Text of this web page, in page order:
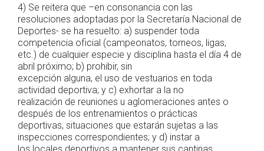
4) Se reitera que –en consonancia con las
resoluciones adoptadas por la Secretaría Nacional de
Deportes- se ha resuelto: a) suspender toda
competencia oficial (campeonatos, torneos, ligas,
etc.) de cualquier especie y disciplina hasta el día 4 de
abril próximo; b) prohibir, sin
excepción alguna, el uso de vestuarios en toda
actividad deportiva; y c) exhortar a la no
realización de reuniones u aglomeraciones antes o
después de los entrenamientos o prácticas
deportivas, situaciones que estarán sujetas a las
inspecciones correspondientes; y d) instar a
los locales deportivos a mantener sus cantinas